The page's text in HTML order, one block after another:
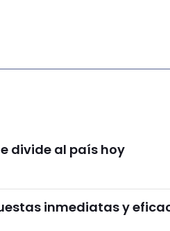
divide al país hoy
inmediatas y